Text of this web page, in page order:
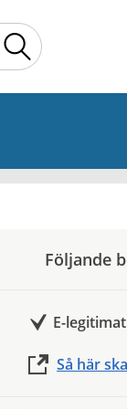
Följande
E-
Så här